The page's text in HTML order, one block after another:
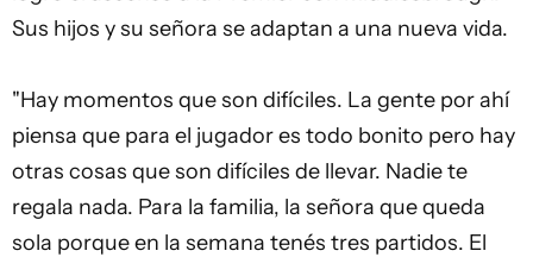
Sus hijos y su señora se adaptan a una nueva vida.
"Hay momentos que son difíciles. La gente por ahí
piensa que para el jugador es todo bonito pero hay
otras cosas que son difíciles de llevar. Nadie te
regala nada. Para la familia, la señora que queda
sola porque en la semana tenés tres partidos. El